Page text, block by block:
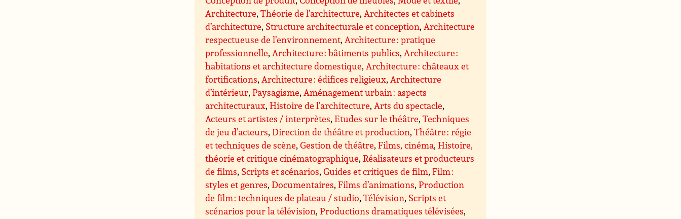
Architecture,Théorie de l’architecture,Architectes et cabinets
d’architecture, Structure architecturale et conception,Architecture
respectueuse de l’environnement,Architecture : pratique
professionnelle,Architecture : bâtiments publics,Architecture :
habitations et architecture domestique,Architecture : châteaux et
fortifications,Architecture : édifices religieux,Architecture
d’intérieur,Paysagisme,Aménagement urbain : aspects
architecturaux,Histoire de l’architecture,Arts du spectacle,
Acteurs et artistes / interprètes,Etudes sur le théâtre,Techniques
de jeu d’acteurs,Direction de théâtre et production,Théâtre : régie
et techniques de scène,Gestion de théâtre,Films, cinéma,Histoire,
théorie et critique cinématographique,Réalisateurs et producteurs
de films, Scripts et scénarios,Guides et critiques de film,Film :
styles et genres,Documentaires,Films d’animations,Production
de film : techniques de plateau / studio,Télévision, Scripts et
scénarios pour la télévision,Productions dramatiques télévisées,